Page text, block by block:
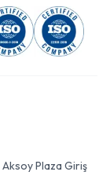
Aksoy Plaza Giriş